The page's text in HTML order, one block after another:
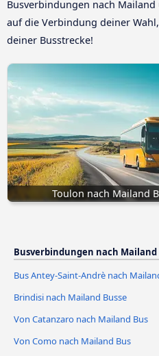
Busverbindungen nach
auf die Verbindung deiner
deiner Busstrecke!
Toulon nach Mailand
Busverbindungen nach Mailand
Bus Antey-Saint-Andrè nach
Brindisi nach Mailand Busse
Von Catanzaro nach Mailand Bus
Von Como nach Mailand Bus